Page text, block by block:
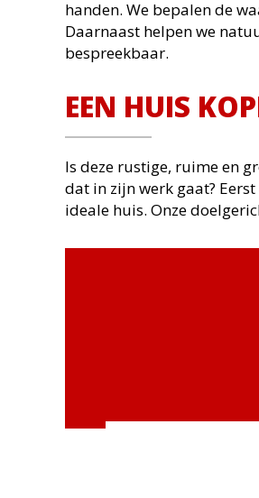
handen. We bepalen de
Daarnaast helpen we
bespreekbaar.
EEN HUIS
Is deze rustige, ruime en
dat in zijn werk gaat?
ideale huis. Onze
Goeman Borgesiuslaan
Tel: 030-2313731
info@domstadmakelaars.nl